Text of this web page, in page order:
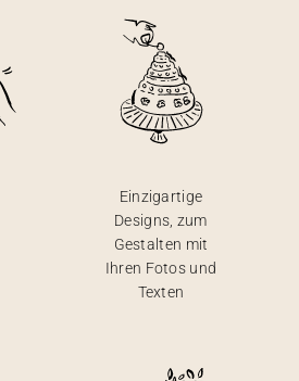
Einzigartige
Designs, zum
Gestalten mit
Ihren Fotos und
Texten